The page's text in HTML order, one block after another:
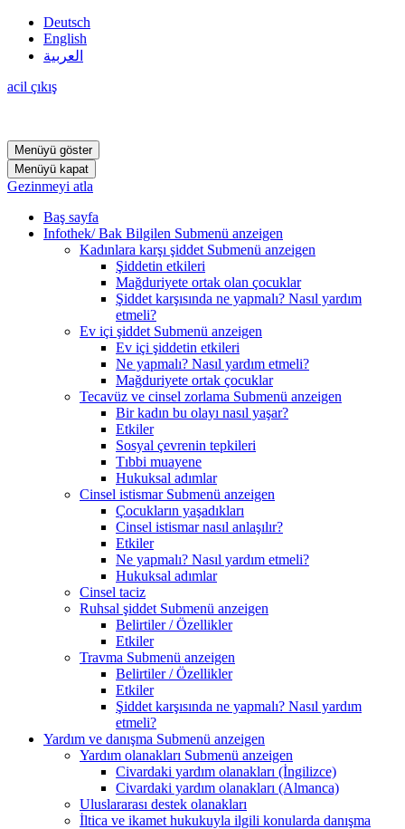
Deutsch
English
العربية
acil çıkış
Menüyü göster
Menüyü kapat
Gezinmeyi atla
Baş sayfa
Infothek/ Bak Bilgilen Submenü anzeigen
Kadınlara karşı şiddet Submenü anzeigen
Şiddetin etkileri
Mağduriyete ortak olan çocuklar
Şiddet karşısında ne yapmalı? Nasıl yardım
etmeli?
Ev içi şiddet Submenü anzeigen
Ev içi şiddetin etkileri
Ne yapmalı? Nasıl yardım etmeli?
Mağduriyete ortak çocuklar
Tecavüz ve cinsel zorlama Submenü anzeigen
Bir kadın bu olayı nasıl yaşar?
Etkiler
Sosyal çevrenin tepkileri
Tıbbi muayene
Hukuksal adımlar
Cinsel istismar Submenü anzeigen
Çocukların yaşadıkları
Cinsel istismar nasıl anlaşılır?
Etkiler
Ne yapmalı? Nasıl yardım etmeli?
Hukuksal adımlar
Cinsel taciz
Ruhsal şiddet Submenü anzeigen
Belirtiler / Özellikler
Etkiler
Travma Submenü anzeigen
Belirtiler / Özellikler
Etkiler
Şiddet karşısında ne yapmalı? Nasıl yardım
etmeli?
Yardım ve danışma Submenü anzeigen
Yardım olanakları Submenü anzeigen
Civardaki yardım olanakları (İngilizce)
Civardaki yardım olanakları (Almanca)
Uluslararası destek olanakları
İltica ve ikamet hukukuyla ilgili konularda danışma